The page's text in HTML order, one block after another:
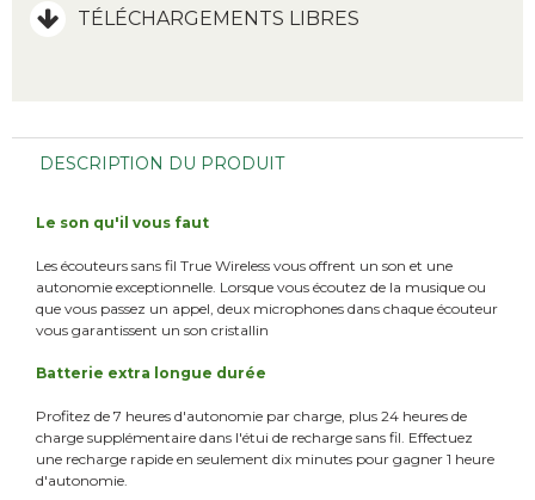
TÉLÉCHARGEMENTS LIBRES
DESCRIPTION DU PRODUIT
Le son qu'il vous faut
Les écouteurs sans fil True Wireless vous offrent un son et une
autonomie exceptionnelle. Lorsque vous écoutez de la musique ou
que vous passez un appel, deux microphones dans chaque écouteur
vous garantissent un son cristallin
Batterie extra longue durée
Profitez de 7 heures d'autonomie par charge, plus 24 heures de
charge supplémentaire dans l'étui de recharge sans fil. Effectuez
une recharge rapide en seulement dix minutes pour gagner 1 heure
d'autonomie.